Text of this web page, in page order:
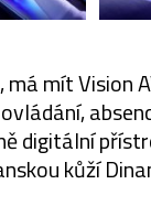
má mít Vision
digitální
kůží